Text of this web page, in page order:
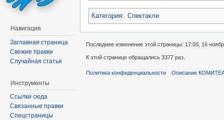
Категория: Спектакли
Навигация
Заглавная страница
Свежие правки
Случайная статья
Инструменты
Ссылки сюда
Связанные правки
Спецстраницы
Последнее изменение этой страницы: 17:00, 16
К этой странице обращались 3377 раз.
Политика конфиденциальности Описание